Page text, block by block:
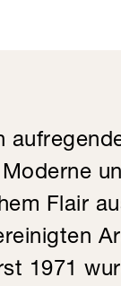
Flair
1971